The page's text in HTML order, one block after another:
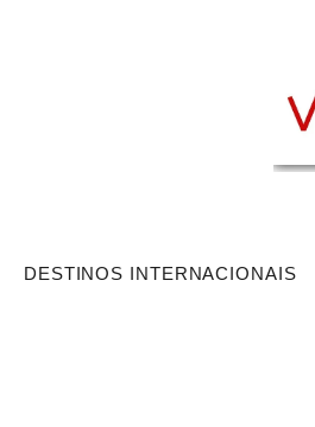
DESTINOS INTERNACIONAIS